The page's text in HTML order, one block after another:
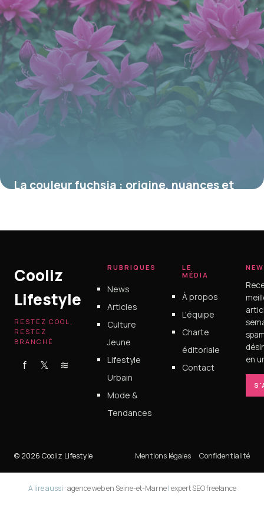
La couleur fuchsia : origine, nuances et
Cooliz
Lifestyle
RESTEZ COOL,
RESTEZ
BRANCHÉ
f 𝕏 ≋
RUBRIQUES
News
Articles
Culture
Jeune
Lifestyle
Urbain
Mode &
Tendances
LE
MÉDIA
À propos
L'équipe
Charte
éditoriale
Contact
en
© 2026 Cooliz Lifestyle Mentions légales Confidentialité
A lire aussi :agence web en Seine-et-Marne|expert SEO freelance